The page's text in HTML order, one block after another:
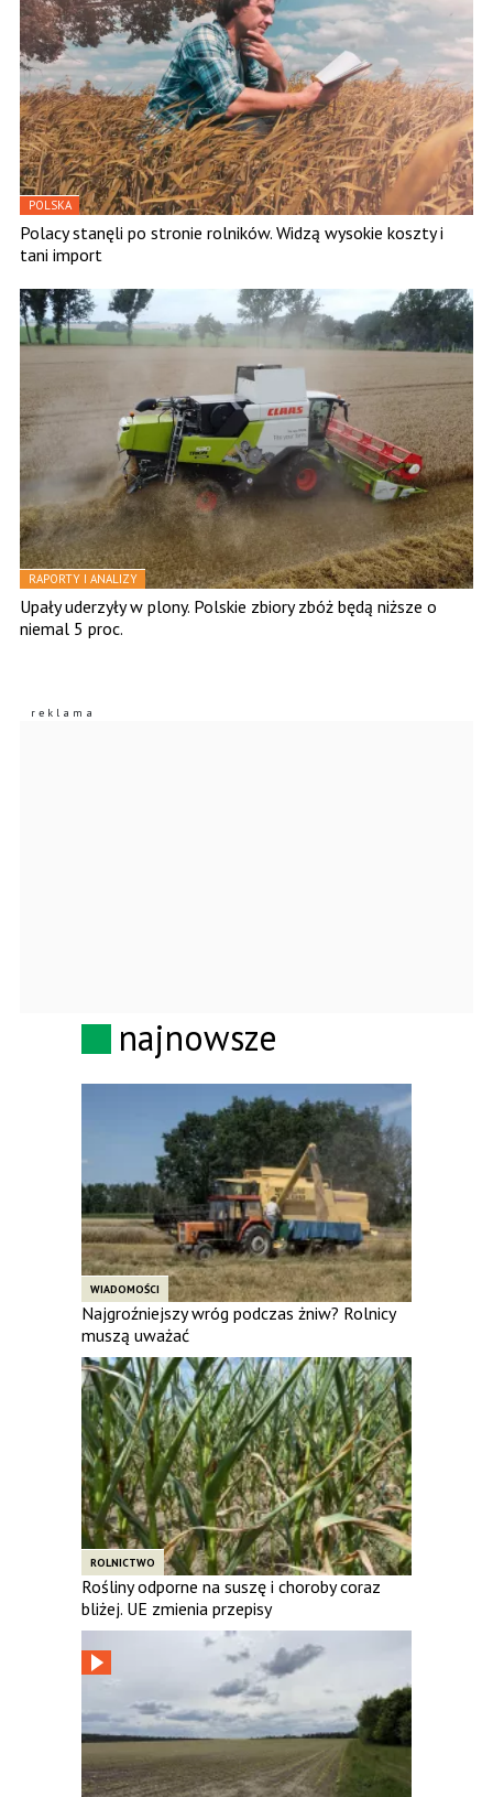
POLSKA
Polacy stanęli po stronie rolników. Widzą wysokie koszty i
tani import
RAPORTY I ANALIZY
Upały uderzyły w plony. Polskie zbiory zbóż będą niższe o
niemal 5 proc.
najnowsze
WIADOMOŚCI
Najgroźniejszy wróg podczas żniw? Rolnicy
muszą uważać
ROLNICTWO
Rośliny odporne na suszę i choroby coraz
bliżej. UE zmienia przepisy